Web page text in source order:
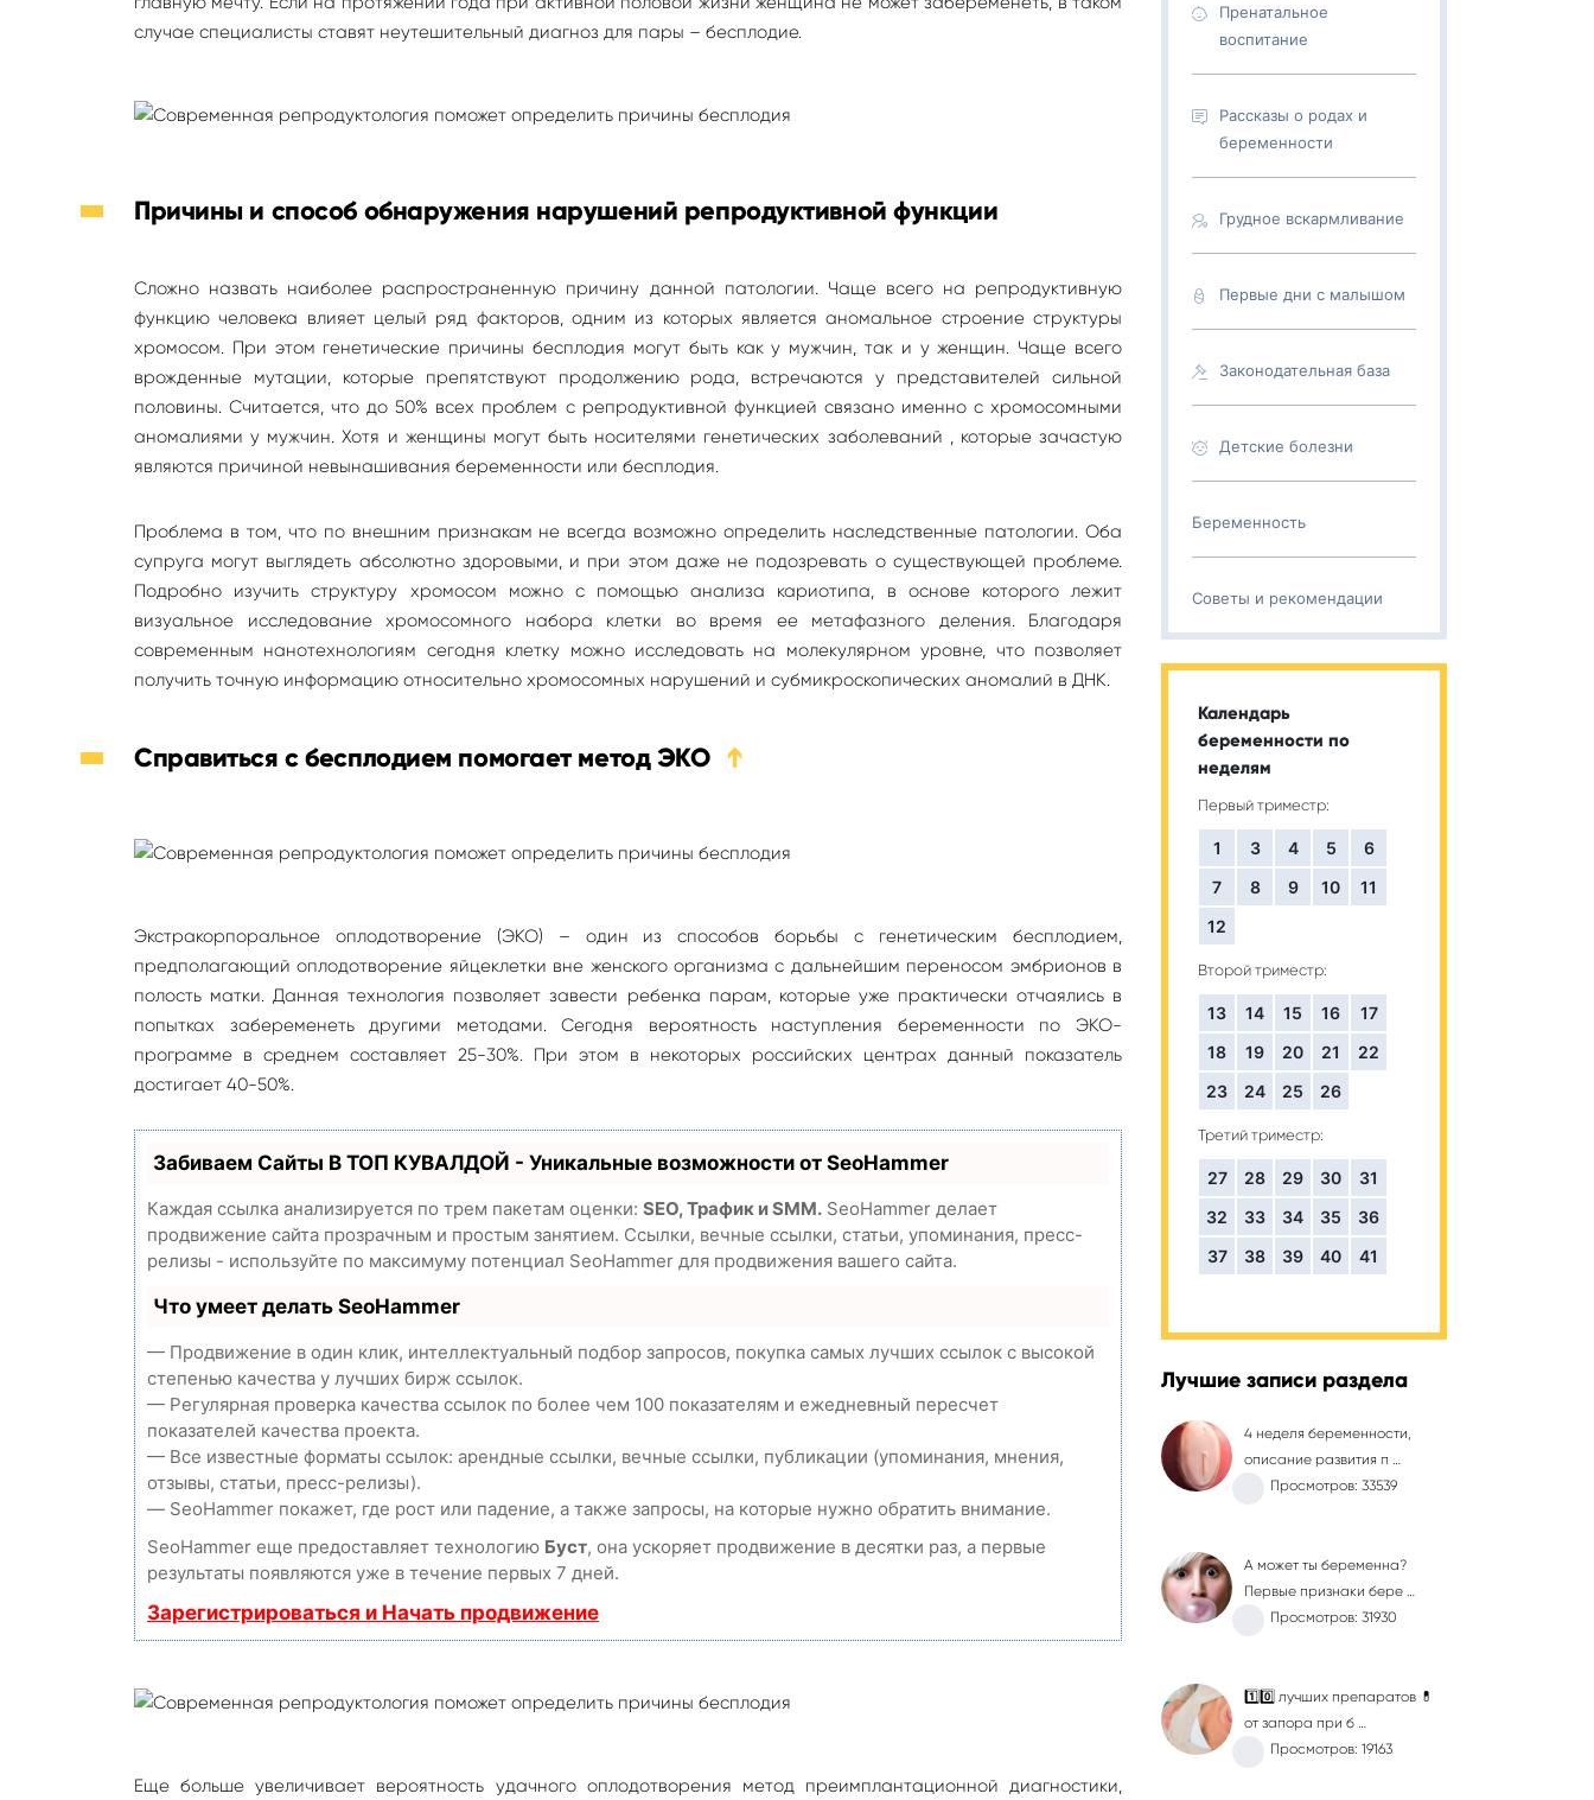
случае специалисты ставят неутешительный диагноз для пары – бесплодие.
Причины и способ обнаружения нарушений репродуктивной функции
Сложно назвать наиболее распространенную причину данной патологии. Чаще всего на репродуктивную
функцию человека влияет целый ряд факторов, одним из которых является аномальное строение структуры
хромосом. При этом генетические причины бесплодия могут быть как у мужчин, так и у женщин. Чаще всего
врожденные мутации, которые препятствуют продолжению рода, встречаются у представителей сильной
половины. Считается, что до 50% всех проблем с репродуктивной функцией связано именно с хромосомными
аномалиями у мужчин. Хотя и женщины могут быть носителями генетических заболеваний , которые зачастую
являются причиной невынашивания беременности или бесплодия.
Проблема в том, что по внешним признакам не всегда возможно определить наследственные патологии. Оба
супруга могут выглядеть абсолютно здоровыми, и при этом даже не подозревать о существующей проблеме.
Подробно изучить структуру хромосом можно с помощью анализа кариотипа, в основе которого лежит
визуальное исследование хромосомного набора клетки во время ее метафазного деления. Благодаря
современным нанотехнологиям сегодня клетку можно исследовать на молекулярном уровне, что позволяет
получить точную информацию относительно хромосомных нарушений и субмикроскопических аномалий в ДНК.
Справиться с бесплодием помогает метод ЭКО ➔
Экстракорпоральное оплодотворение (ЭКО) – один из способов борьбы с генетическим бесплодием,
предполагающий оплодотворение яйцеклетки вне женского организма с дальнейшим переносом эмбрионов в
полость матки. Данная технология позволяет завести ребенка парам, которые уже практически отчаялись в
попытках забеременеть другими методами. Сегодня вероятность наступления беременности по ЭКО-
программе в среднем составляет 25-30%. При этом в некоторых российских центрах данный показатель
достигает 40-50%.
Забиваем Сайты В ТОП КУВАЛДОЙ - Уникальные возможности от SeoHammer
Каждая ссылка анализируется по трем пакетам оценки: SEO, Трафик и SMM. SeoHammer делает
продвижение сайта прозрачным и простым занятием. Ссылки, вечные ссылки, статьи, упоминания, пресс-
релизы - используйте по максимуму потенциал SeoHammer для продвижения вашего сайта.
Что умеет делать SeoHammer
— Продвижение в один клик, интеллектуальный подбор запросов, покупка самых лучших ссылок с высокой
степенью качества у лучших бирж ссылок.
— Регулярная проверка качества ссылок по более чем 100 показателям и ежедневный пересчет
показателей качества проекта.
— Все известные форматы ссылок: арендные ссылки, вечные ссылки, публикации (упоминания, мнения,
отзывы, статьи, пресс-релизы).
— SeoHammer покажет, где рост или падение, а также запросы, на которые нужно обратить внимание.
SeoHammer еще предоставляет технологию Буст, она ускоряет продвижение в десятки раз, а первые
результаты появляются уже в течение первых 7 дней.
Зарегистрироваться и Начать продвижение
Еще больше увеличивает вероятность удачного оплодотворения метод преимплантационной диагностики,
Пренатальное
воспитание
Рассказы о родах и
беременности
Грудное вскармливание
Первые дни с малышом
Законодательная база
Детские болезни
Беременность
Советы и рекомендации
Календарь
беременности по
неделям
Первый триместр:
1 3 4 5
6
7
8 9 10
11
12
Второй триместр:
13 14 15 16
17
18
19 20 21
22
23
24 25 26
Третий триместр:
27 28 29 30
31
32
33 34 35
36
37
38 39 40 41
Лучшие записи раздела
4 неделя беременности,
описание развития п …
Просмотров: 33539
А может ты беременна?
Первые признаки бере …
Просмотров: 31930
1️⃣0️⃣ лучших препаратов 💊
от запора при б …
Просмотров: 19163